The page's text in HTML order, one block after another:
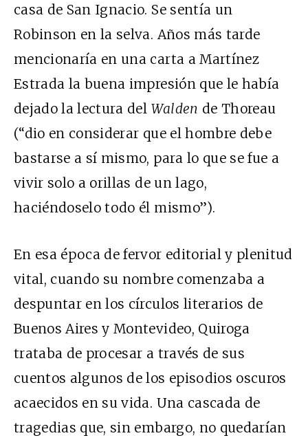
casa de San Ignacio. Se sentía un
Robinson en la selva. Años más tarde
mencionaría en una carta a Martínez
Estrada la buena impresión que le había
dejado la lectura del Walden de Thoreau
(“dio en considerar que el hombre debe
bastarse a sí mismo, para lo que se fue a
vivir solo a orillas de un lago,
haciéndoselo todo él mismo”).
En esa época de fervor editorial y plenitud
vital, cuando su nombre comenzaba a
despuntar en los círculos literarios de
Buenos Aires y Montevideo, Quiroga
trataba de procesar a través de sus
cuentos algunos de los episodios oscuros
acaecidos en su vida. Una cascada de
tragedias que, sin embargo, no quedarían